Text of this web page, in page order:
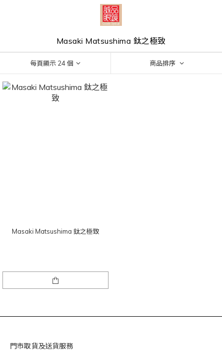
Masaki Matsushima 鈦之極致
每頁顯示 24 個 商品排序
Masaki Matsushima 鈦之極致
門市取貨及送貨服務